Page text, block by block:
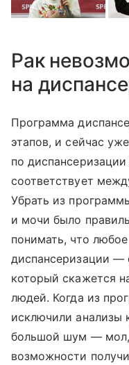
Рак
на
Программа
этапов, и сейчас
по
соответствует
Убрать из
и мочи было
понимать, что
диспансеризации —
который скажется
людей. Когда из
исключили анализы
большой шум —
возможности